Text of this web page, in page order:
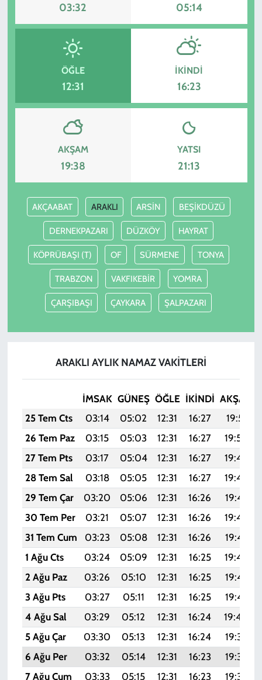
03:32 05:14
ÖĞLE
12:31
İKINDI
16:23
AKŞAM
19:38
YATSI
21:13
AKÇAABAT ARAKLI ARSİN BEŞİKDÜZÜ
DERNEKPAZARI DÜZKÖY HAYRAT
KÖPRÜBAŞI (T) OF SÜRMENE TONYA
TRABZON VAKFIKEBİR YOMRA
ÇARŞIBAŞI ÇAYKARA ŞALPAZARI
ARAKLI AYLIK NAMAZ VAKITLERI
İMSAK GÜNEŞ ÖĞLE İKINDI AKŞAM
25 Tem Cts
03:14 05:02 12:31 16:27
19:51
26 Tem Paz
03:15 05:03 12:31 16:27 19:50
27 Tem Pts
03:17 05:04 12:31 16:27 19:49
28 Tem Sal
03:18 05:05 12:31 16:27 19:48
29 Tem Çar
03:20 05:06 12:31 16:26 19:47
30 Tem Per
03:21 05:07 12:31 16:26 19:46
31 Tem Cum
03:23 05:08 12:31 16:26 19:45
1 Ağu Cts
03:24 05:09 12:31 16:25
19:44
2 Ağu Paz
03:26 05:10 12:31 16:25 19:43
3 Ağu Pts
03:27 05:11 12:31 16:25 19:42
4 Ağu Sal
03:29 05:12 12:31 16:24 19:40
5 Ağu Çar
03:30 05:13 12:31 16:24 19:39
6 Ağu Per
03:32 05:14 12:31 16:23
19:38
7 Ağu Cum
03:33 05:15 12:31 16:23
19:37